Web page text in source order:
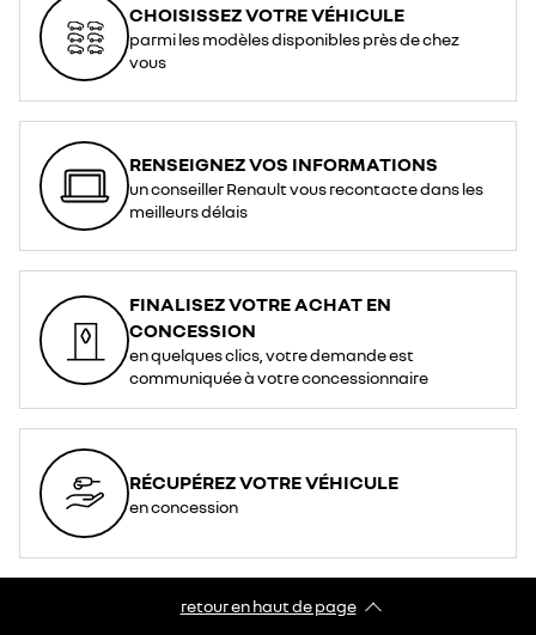
CHOISISSEZ VOTRE VÉHICULE
parmi les modèles disponibles près de chez
vous
RENSEIGNEZ VOS INFORMATIONS
un conseiller Renault vous recontacte dans les
meilleurs délais
FINALISEZ VOTRE ACHAT EN
CONCESSION
en quelques clics, votre demande est
communiquée à votre concessionnaire
RÉCUPÉREZ VOTRE VÉHICULE
en concession
retour en haut de page​